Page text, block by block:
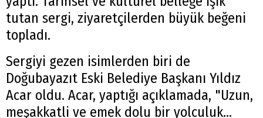
tutan sergi, ziyaretçilerden büyük beğeni
topladı.
Sergiyi gezen isimlerden biri de
Doğubayazıt Eski Belediye Başkanı Yıldız
Acar oldu. Acar, yaptığı açıklamada, "Uzun,
meşakkatli ve emek dolu bir yolculuk…